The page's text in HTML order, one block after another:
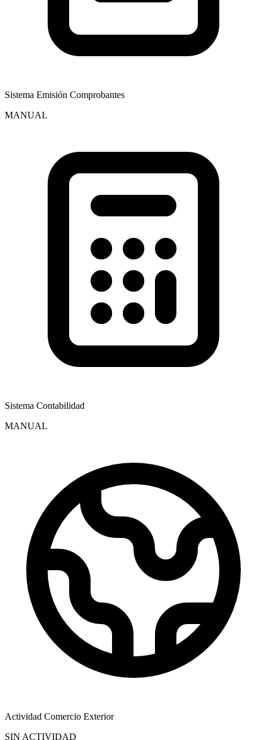
Sistema Emisión Comprobantes
MANUAL
Sistema Contabilidad
MANUAL
Actividad Comercio Exterior
SIN ACTIVIDAD